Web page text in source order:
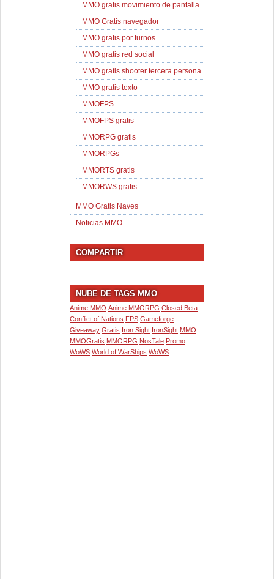
MMO gratis movimiento de pantalla
MMO Gratis navegador
MMO gratis por turnos
MMO gratis red social
MMO gratis shooter tercera persona
MMO gratis texto
MMOFPS
MMOFPS gratis
MMORPG gratis
MMORPGs
MMORTS gratis
MMORWS gratis
MMO Gratis Naves
Noticias MMO
COMPARTIR
NUBE DE TAGS MMO
Anime MMO Anime MMORPG Closed Beta
Conflict of Nations FPS Gameforge
Giveaway Gratis Iron Sight IronSight MMO
MMOGratis MMORPG NosTale Promo
WoWS World of WarShips WoWS